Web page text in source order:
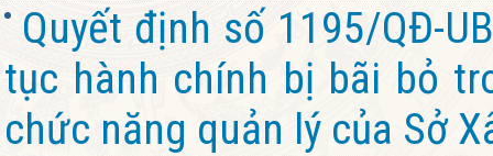
Quyết định số 1195/QĐ-
tục hành chính bị bãi bỏ
chức năng quản lý của Sở